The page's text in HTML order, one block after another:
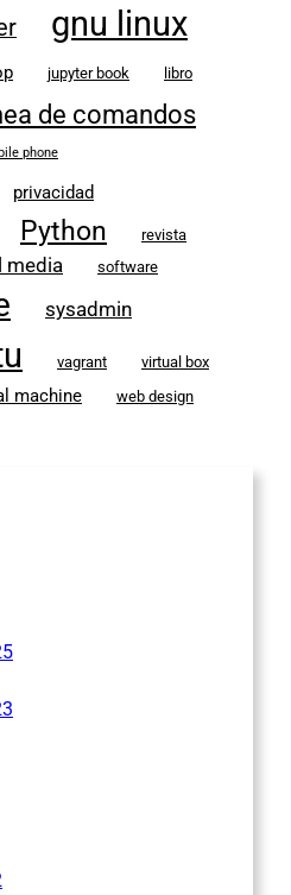
gnu linux
jupyter book libro
de comandos
phone
privacidad
Python
revista
media software
sysadmin
vagrant virtual box
machine web design